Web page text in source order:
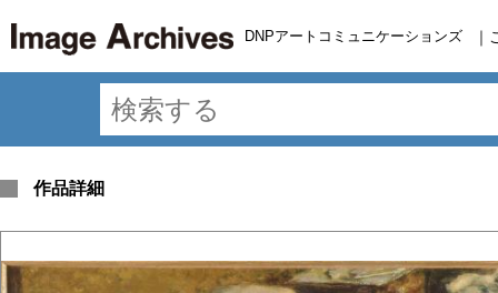
DNPアートコミュニケーションズ ｜
作品詳細